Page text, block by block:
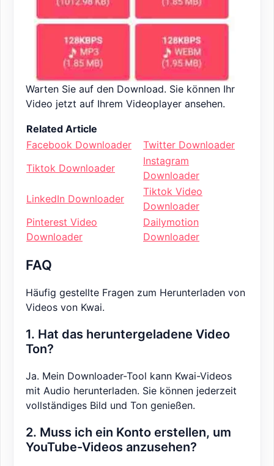
Warten Sie auf den Download. Sie können Ihr
Video jetzt auf Ihrem Videoplayer ansehen.
Related Article
Facebook Downloader
Twitter Downloader
Tiktok Downloader
Instagram
Downloader
LinkedIn Downloader
Tiktok Video
Downloader
Pinterest Video
Downloader
Dailymotion
Downloader
FAQ
Häufig gestellte Fragen zum Herunterladen von
Videos von Kwai.
1. Hat das heruntergeladene Video
Ton?
Ja. Mein Downloader-Tool kann Kwai-Videos
mit Audio herunterladen. Sie können jederzeit
vollständiges Bild und Ton genießen.
2. Muss ich ein Konto erstellen, um
YouTube-Videos anzusehen?